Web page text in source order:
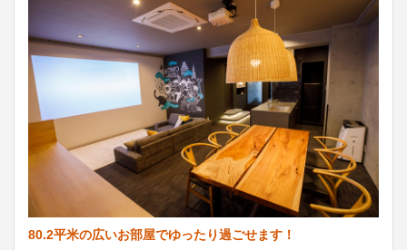
80.2平米の広いお部屋でゆったり過ごせます！